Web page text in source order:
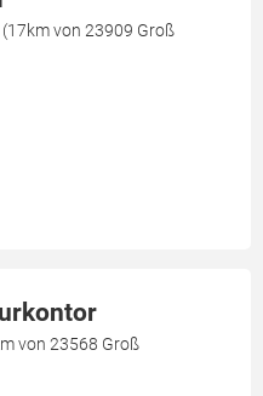
von 23909 Groß
von 23568 Groß